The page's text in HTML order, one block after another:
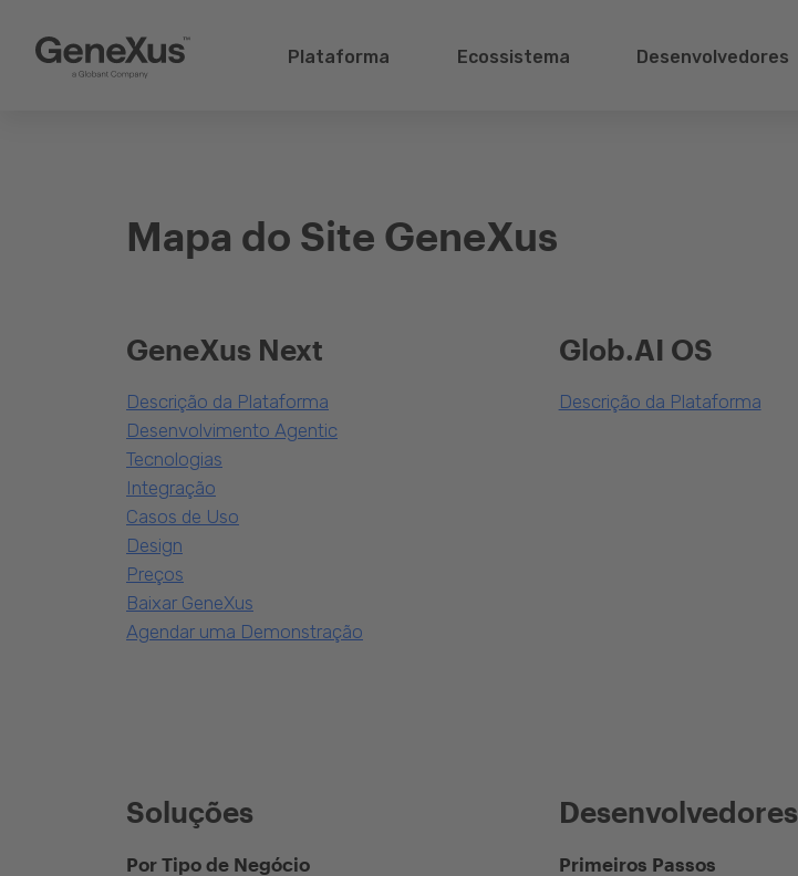
Plataforma Ecossistema Desenvolvedores
Mapa do Site GeneXus
GeneXus Next
Descrição da Plataforma
Desenvolvimento Agentic
Tecnologias
Integração
Casos de Uso
Design
Preços
Baixar GeneXus
Agendar uma Demonstração
Glob.AI OS
Descrição da Plataforma
Soluções
Por Tipo de Negócio
Desenvolvedores
Primeiros Passos